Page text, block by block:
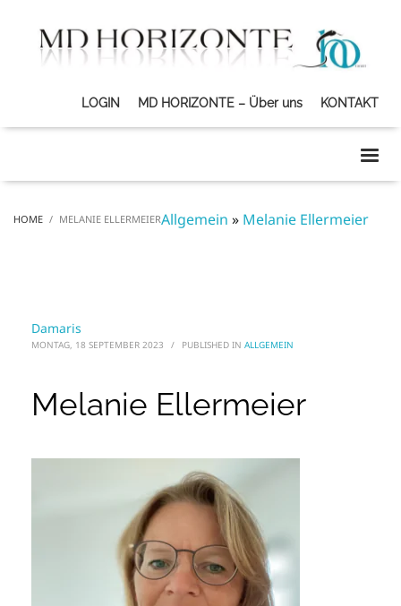
LOGIN MD HORIZONTE – Über uns KONTAKT
HOME Allgemein » Melanie Ellermeier
MELANIE ELLERMEIER
Damaris
MONTAG, 18 SEPTEMBER 2023 / PUBLISHED IN ALLGEMEIN
Melanie Ellermeier